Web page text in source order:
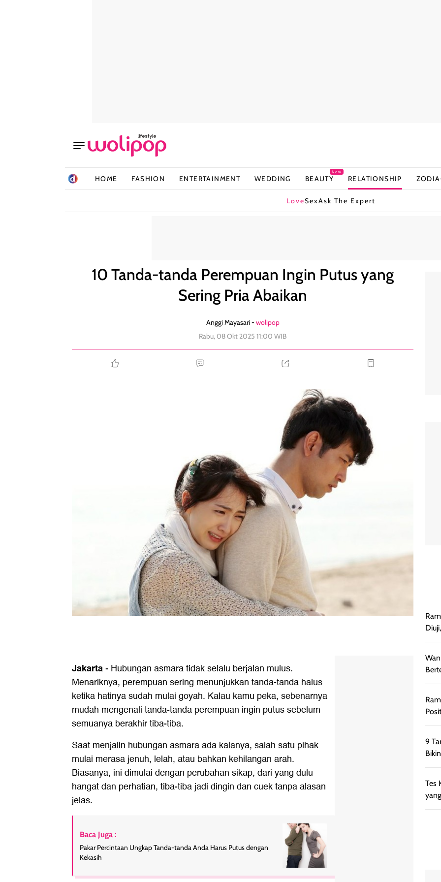
HOME FASHION ENTERTAINMENT WEDDING BEAUTY
New
RELATIONSHIP
LoveSexAsk The Expert
10 Tanda-tanda Perempuan Ingin Putus yang
Sering Pria Abaikan
Anggi Mayasari -wolipop
Rabu, 08 Okt 2025 11:00 WIB
Jakarta- Hubungan asmara tidak selalu berjalan mulus.
Menariknya, perempuan sering menunjukkan tanda-tanda halus
ketika hatinya sudah mulai goyah. Kalau kamu peka, sebenarnya
mudah mengenali tanda-tanda perempuan ingin putus sebelum
semuanya berakhir tiba-tiba.
Saat menjalin hubungan asmara ada kalanya, salah satu pihak
mulai merasa jenuh, lelah, atau bahkan kehilangan arah.
Biasanya, ini dimulai dengan perubahan sikap, dari yang dulu
hangat dan perhatian, tiba-tiba jadi dingin dan cuek tanpa alasan
jelas.
Baca Juga :
Pakar Percintaan Ungkap Tanda-tanda Anda Harus Putus dengan
Kekasih
9
Tes